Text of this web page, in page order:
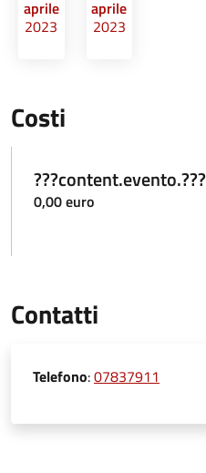
aprile
2023
aprile
2023
Costi
???content.evento.???
0,00 euro
Contatti
Telefono:07837911